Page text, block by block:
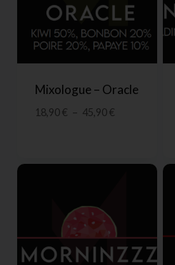
Mixologue – Oracle
18,90€ – 45,90€